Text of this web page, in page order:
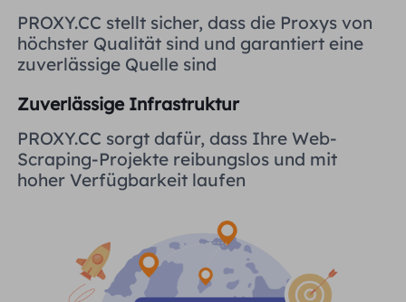
PROXY.CC stellt sicher, dass die Proxys von
höchster Qualität sind und garantiert eine
zuverlässige Quelle sind
Zuverlässige Infrastruktur
PROXY.CC sorgt dafür, dass Ihre Web-
Scraping-Projekte reibungslos und mit
hoher Verfügbarkeit laufen